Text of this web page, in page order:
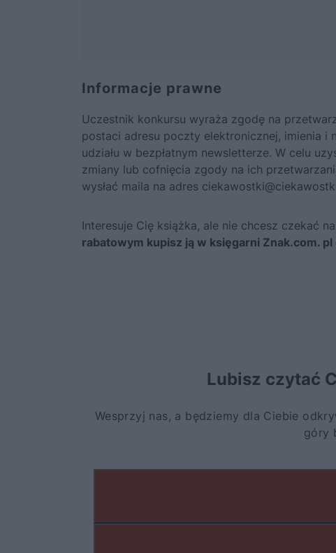
Informacje prawne
Uczestnik konkursu wyraża zgodę na
postaci adresu poczty elektronicznej, imienia i
udziału w bezpłatnym newsletterze. W celu
zmiany lub cofnięcia zgody na ich
wysłać maila na adres
Interesuje Cię książka, ale nie chcesz czekać
rabatowym kupisz ją w księgarni Znak.com.